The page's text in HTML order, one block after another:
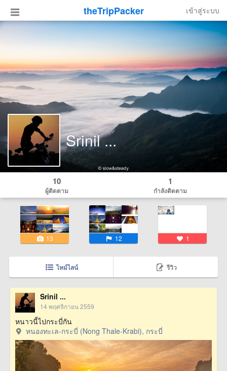
theTripPacker เข้าสู่ระบบ
Srinil ...
10
ผู้ติดตาม
1
กำลังติดตาม
13 12 1
ไทม์ไลน์ รีวิว
Srinil ...
14 พฤศจิกายน 2559
หนาวนี้ไปกระบี่กัน
หนองทะเล-กระบี่ (Nong Thale-Krabi), กระบี่